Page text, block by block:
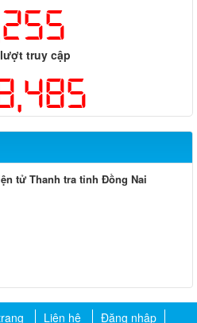
truy cập
tử Thanh tra tỉnh Đồng Nai
Liên hệ Đăng nhập